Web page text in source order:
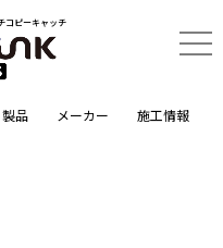
コピーキャッチ
製品 メーカー 施工情報